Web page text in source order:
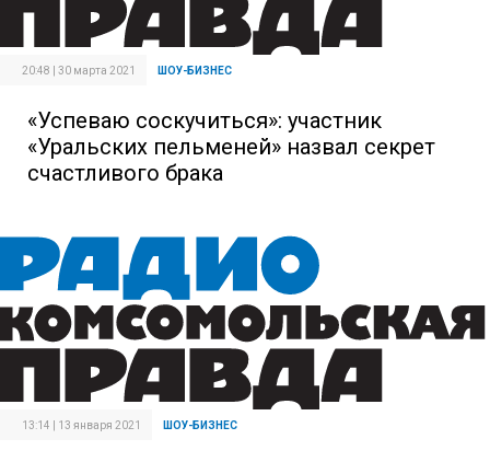
20:48 | 30 марта 2021 ШОУ-БИЗНЕС
«Успеваю соскучиться»: участник
«Уральских пельменей» назвал секрет
счастливого брака
13:14 | 13 января 2021 ШОУ-БИЗНЕС